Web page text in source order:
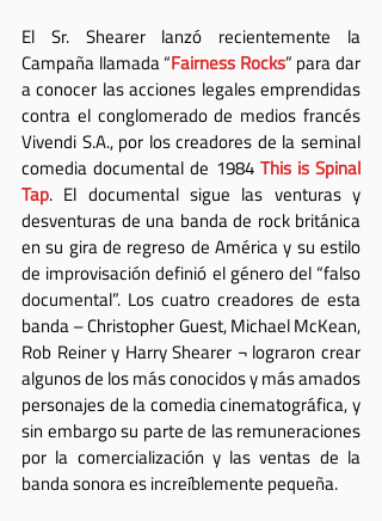
El Sr. Shearer lanzó recientemente la
Campaña llamada “Fairness Rocks” para dar
a conocer las acciones legales emprendidas
contra el conglomerado de medios francés
Vivendi S.A., por los creadores de la seminal
comedia documental de 1984 This is Spinal
Tap. El documental sigue las venturas y
desventuras de una banda de rock británica
en su gira de regreso de América y su estilo
de improvisación definió el género del “falso
documental”. Los cuatro creadores de esta
banda – Christopher Guest, Michael McKean,
Rob Reiner y Harry Shearer ¬ lograron crear
algunos de los más conocidos y más amados
personajes de la comedia cinematográfica, y
sin embargo su parte de las remuneraciones
por la comercialización y las ventas de la
banda sonora es increíblemente pequeña.